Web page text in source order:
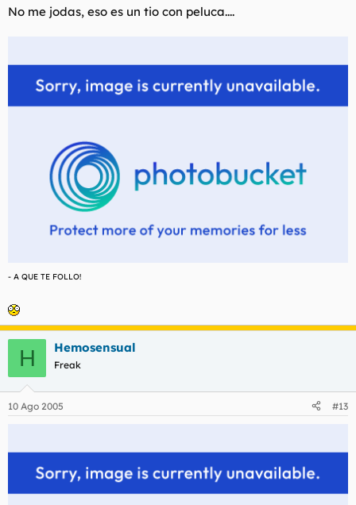
No me jodas, eso es un tio con peluca....
- A QUE TE FOLLO!
H Hemosensual
Freak
10 Ago 2005 #13